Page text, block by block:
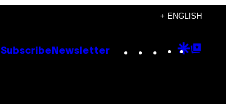
+ ENGLISH
Subscribe Newsletter Instagram
TikTok
YouTube
Google